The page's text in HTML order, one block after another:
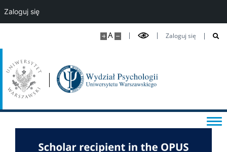
A Zaloguj się
DLA STUDENTÓW
Aktualności studenckie
Sekretariaty studenckie
Zaloguj się